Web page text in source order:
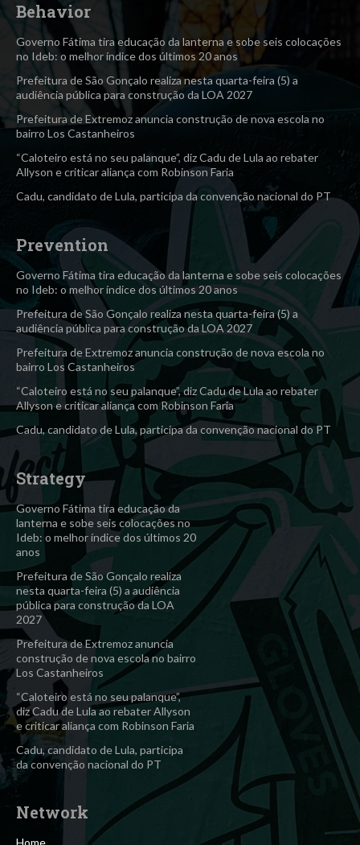
Behavior
Governo Fátima tira educação da lanterna e sobe seis colocações
no Ideb: o melhor índice dos últimos 20 anos
Prefeitura de São Gonçalo realiza nesta quarta-feira (5) a
audiência pública para construção da LOA 2027
Prefeitura de Extremoz anuncia construção de nova escola no
bairro Los Castanheiros
“Caloteiro está no seu palanque”, diz Cadu de Lula ao rebater
Allyson e criticar aliança com Robinson Faria
Cadu, candidato de Lula, participa da convenção nacional do PT
Prevention
Governo Fátima tira educação da lanterna e sobe seis colocações
no Ideb: o melhor índice dos últimos 20 anos
Prefeitura de São Gonçalo realiza nesta quarta-feira (5) a
audiência pública para construção da LOA 2027
Prefeitura de Extremoz anuncia construção de nova escola no
bairro Los Castanheiros
“Caloteiro está no seu palanque”, diz Cadu de Lula ao rebater
Allyson e criticar aliança com Robinson Faria
Cadu, candidato de Lula, participa da convenção nacional do PT
Strategy
Governo Fátima tira educação da
lanterna e sobe seis colocações no
Ideb: o melhor índice dos últimos 20
anos
Prefeitura de São Gonçalo realiza
nesta quarta-feira (5) a audiência
pública para construção da LOA
2027
Prefeitura de Extremoz anuncia
construção de nova escola no bairro
Los Castanheiros
“Caloteiro está no seu palanque”,
diz Cadu de Lula ao rebater Allyson
e criticar aliança com Robinson Faria
Cadu, candidato de Lula, participa
da convenção nacional do PT
Network